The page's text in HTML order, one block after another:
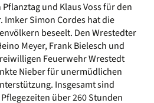
und Klaus Voss für den
Simon Cordes hat die
beseelt. Den Wrestedter
Meyer, Frank Bielesch und
Feuerwehr Wrestedt
Nieber für unermüdlichen
Insgesamt sind
über 260 Stunden